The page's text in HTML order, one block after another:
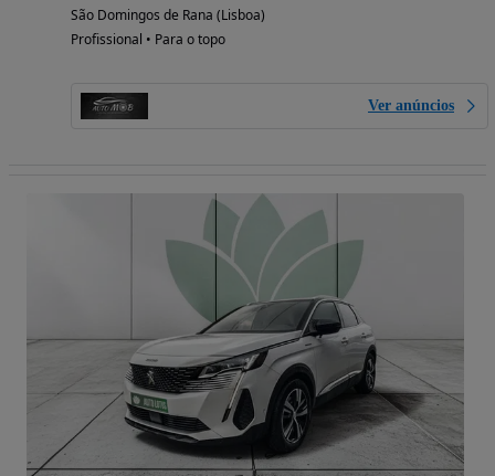
São Domingos de Rana (Lisboa)
Profissional • Para o topo
Ver anúncios